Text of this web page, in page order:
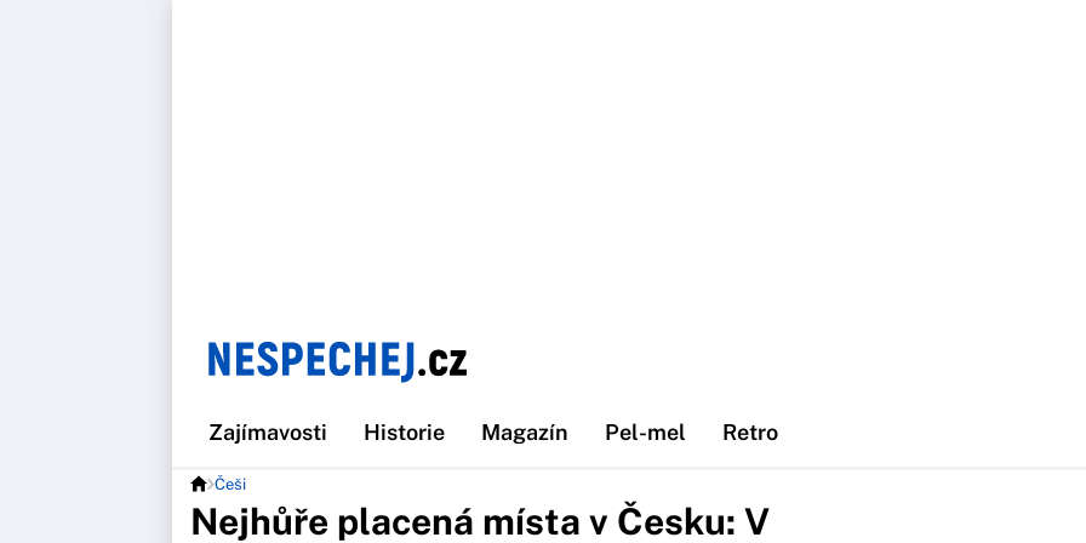
Zajímavosti Historie Magazín Pel-mel Retro
Češi
Nejhůře placená místa v Česku: V